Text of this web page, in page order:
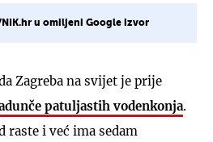
u omiljeni Google izvor
Zagreba na svijet je prije
patuljastih vodenkonja.
raste i već ima sedam